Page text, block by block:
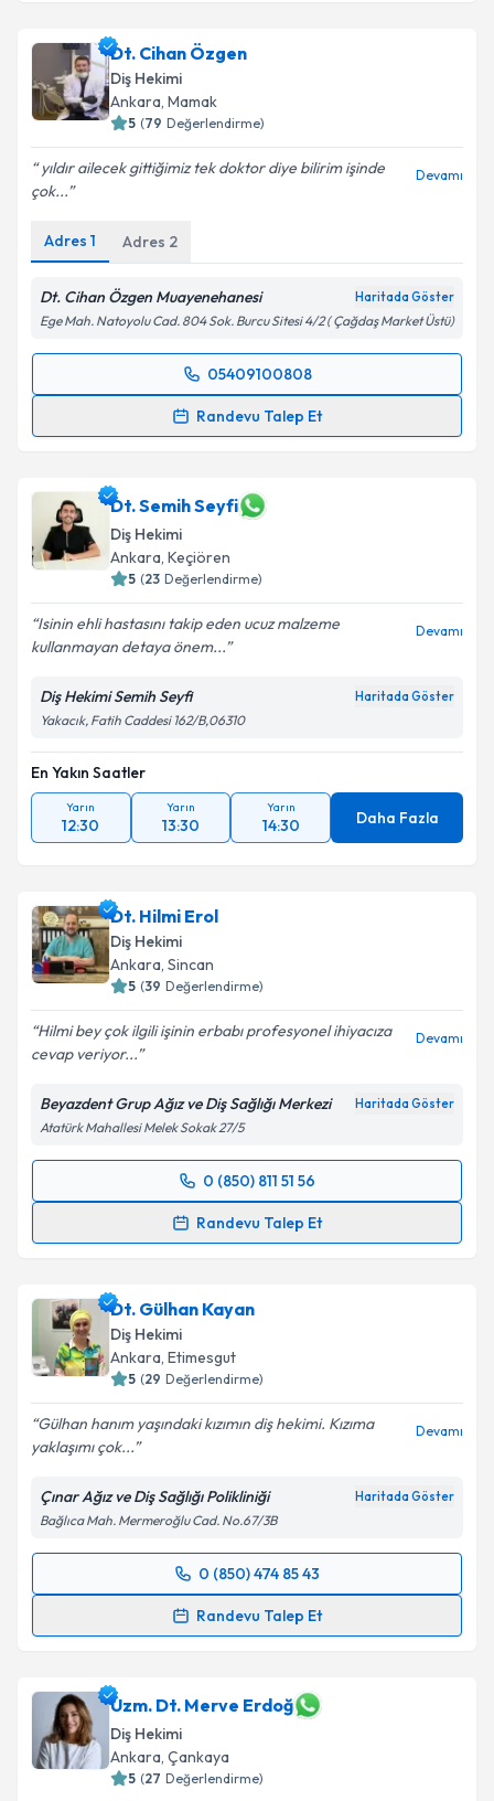
takvim hazırlandığında e-posta ile bilgilendireceğiz.
E-posta Adresiniz
kapsamda işlenmesini kabul ediyorum.
Takvim Talebini Gönder
Dt. Cihan Özgen
Diş Hekimi
Ankara, Mamak
5 (79 Değerlendirme)
yıldır ailecek gittiğimiz tek doktor diye bilirim işinde
çok...
Devamı
Adres 1 Adres 2
Dt. Cihan Özgen Muayenehanesi Haritada Göster
Ege Mah. Natoyolu Cad. 804 Sok. Burcu Sitesi 4/2 ( Çağdaş Market Üstü)
05409100808
Randevu Talep Et
Randevu Takvimi Talebi
takvim hazırlandığında e-posta ile bilgilendireceğiz.
E-posta Adresiniz
Kişisel verilerimin işlenmesine ilişkin
kapsamda işlenmesini kabul ediyorum.
Dt. Semih Seyfi
Diş Hekimi
Ankara, Keçiören
5 (23 Değerlendirme)
Isinin ehli hastasını takip eden ucuz malzeme
kullanmayan detaya önem...
Devamı
Diş Hekimi Semih Seyfi Haritada Göster
Yakacık, Fatih Caddesi 162/B,06310
En Yakın Saatler
Yarın
12:30
Yarın
13:30
Yarın
14:30 Daha Fazla
Dt. Hilmi Erol
Diş Hekimi
Ankara, Sincan
5 (39 Değerlendirme)
Hilmi bey çok ilgili işinin erbabı profesyonel ihiyacıza
cevap veriyor...
Devamı
Beyazdent Grup Ağız ve Diş Sağlığı Merkezi Haritada Göster
Atatürk Mahallesi Melek Sokak 27/5
0 (850) 811 51 56
Randevu Talep Et
Randevu Takvimi Talebi
hazırlandığında e-posta ile bilgilendireceğiz.
E-posta Adresiniz
kapsamda işlenmesini kabul ediyorum.
Takvim Talebini Gönder
Dt. Gülhan Kayan
Diş Hekimi
Ankara, Etimesgut
5 (29 Değerlendirme)
Gülhan hanım yaşındaki kızımın diş hekimi. Kızıma
yaklaşımı çok...
Devamı
Çınar Ağız ve Diş Sağlığı Polikliniği Haritada Göster
Bağlıca Mah. Mermeroğlu Cad. No.67/3B
0 (850) 474 85 43
Randevu Talep Et
Randevu Takvimi Talebi
takvim hazırlandığında e-posta ile bilgilendireceğiz.
E-posta Adresiniz
Uzm. Dt. Merve Erdoğ
Diş Hekimi
Ankara, Çankaya
5 (27 Değerlendirme)